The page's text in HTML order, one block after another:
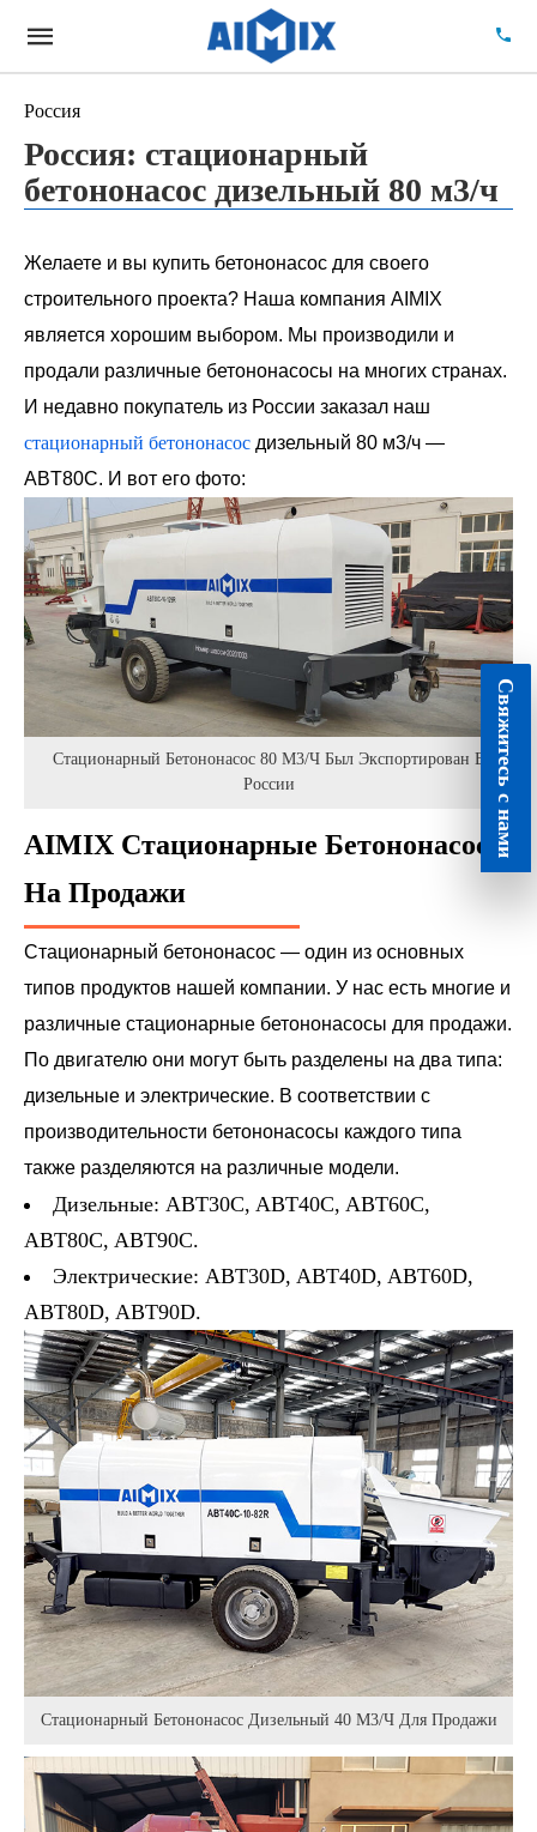
Россия
Россия: стационарный
бетононасос дизельный 80 м3/ч
Желаете и вы купить бетононасос для своего
строительного проекта? Наша компания AIMIX
является хорошим выбором. Мы производили и
продали различные бетононасосы на многих странах.
И недавно покупатель из России заказал наш
стационарный бетононасос дизельный 80 м3/ч —
ABT80C. И вот его фото:
Стационарный Бетононасос 80 М3/ч Был Экспортирован В
России
AIMIX Стационарные Бетононасосы
На Продажи
Стационарный бетононасос — один из основных
типов продуктов нашей компании. У нас есть многие и
различные стационарные бетононасосы для продажи.
По двигателю они могут быть разделены на два типа:
дизельные и электрические. В соответствии с
производительности бетононасосы каждого типа
также разделяются на различные модели.
Дизельные: ABT30C, ABT40C, ABT60C,
ABT80C, ABT90C.
Электрические: ABT30D, ABT40D, ABT60D,
ABT80D, ABT90D.
Стационарный Бетононасос Дизельный 40 М3/ч Для Продажи
Свяжитесь с нами